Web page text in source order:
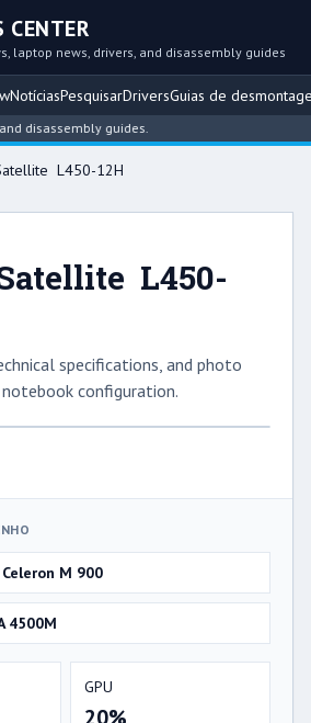
CENTER
laptop news, drivers, and disassembly guides
NotíciasPesquisarDriversGuias de
disassembly guides.
L450-12H
L450-
specifications, and photo
configuration.
M 900
4500M
GPU